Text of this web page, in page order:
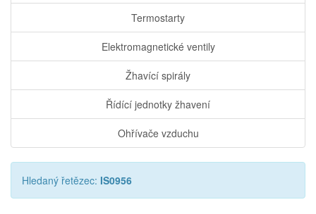
Termostarty
Elektromagnetické ventily
Žhavící spirály
Řídící jednotky žhavení
Ohřívače vzduchu
Hledaný řetězec: IS0956